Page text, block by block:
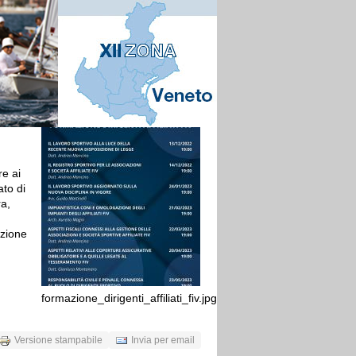
ai
di
formazione_dirigenti_affiliati_fiv.jpg
Versione stampabile Invia per email